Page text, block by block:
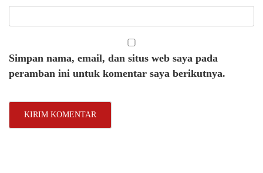
Simpan nama, email, dan situs web saya pada
peramban ini untuk komentar saya berikutnya.